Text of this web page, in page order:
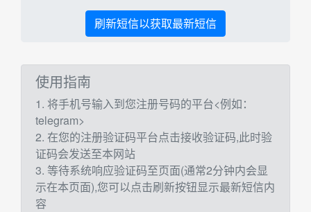
刷新短信以获取最新短信
使用指南
1. 将手机号输入到您注册号码的平台<例如：
telegram>
2. 在您的注册验证码平台点击接收验证码,此时验
证码会发送至本网站
3. 等待系统响应验证码至页面(通常2分钟内会显
示在本页面),您可以点击刷新按钮显示最新短信内
容